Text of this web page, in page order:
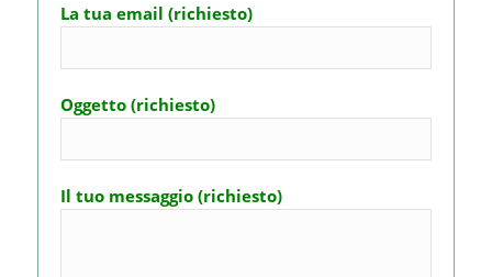
La tua email (richiesto)
Oggetto (richiesto)
Il tuo messaggio (richiesto)